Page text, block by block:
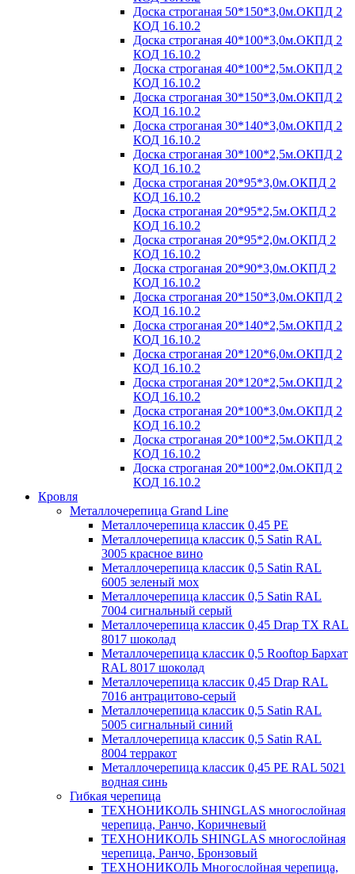
Доска строганая 50*150*3,0м.ОКПД 2
КОД 16.10.2
Доска строганая 40*100*3,0м.ОКПД 2
КОД 16.10.2
Доска строганая 40*100*2,5м.ОКПД 2
КОД 16.10.2
Доска строганая 30*150*3,0м.ОКПД 2
КОД 16.10.2
Доска строганая 30*140*3,0м.ОКПД 2
КОД 16.10.2
Доска строганая 30*100*2,5м.ОКПД 2
КОД 16.10.2
Доска строганая 20*95*3,0м.ОКПД 2
КОД 16.10.2
Доска строганая 20*95*2,5м.ОКПД 2
КОД 16.10.2
Доска строганая 20*95*2,0м.ОКПД 2
КОД 16.10.2
Доска строганая 20*90*3,0м.ОКПД 2
КОД 16.10.2
Доска строганая 20*150*3,0м.ОКПД 2
КОД 16.10.2
Доска строганая 20*140*2,5м.ОКПД 2
КОД 16.10.2
Доска строганая 20*120*6,0м.ОКПД 2
КОД 16.10.2
Доска строганая 20*120*2,5м.ОКПД 2
КОД 16.10.2
Доска строганая 20*100*3,0м.ОКПД 2
КОД 16.10.2
Доска строганая 20*100*2,5м.ОКПД 2
КОД 16.10.2
Доска строганая 20*100*2,0м.ОКПД 2
КОД 16.10.2
Кровля
Металлочерепица Grand Line
Металлочерепица классик 0,45 PE
Металлочерепица классик 0,5 Satin RAL
3005 красное вино
Металлочерепица классик 0,5 Satin RAL
6005 зеленый мох
Металлочерепица классик 0,5 Satin RAL
7004 сигнальный серый
Металлочерепица классик 0,45 Drap TX RAL
8017 шоколад
Металлочерепица классик 0,5 Rooftop Бархат
RAL 8017 шоколад
Металлочерепица классик 0,45 Drap RAL
7016 антрацитово-серый
Металлочерепица классик 0,5 Satin RAL
5005 сигнальный синий
Металлочерепица классик 0,5 Satin RAL
8004 терракот
Металлочерепица классик 0,45 PE RAL 5021
водная синь
Гибкая черепица
ТЕХНОНИКОЛЬ SHINGLAS многослойная
черепица, Ранчо, Коричневый
ТЕХНОНИКОЛЬ SHINGLAS многослойная
черепица, Ранчо, Бронзовый
ТЕХНОНИКОЛЬ Многослойная черепица,